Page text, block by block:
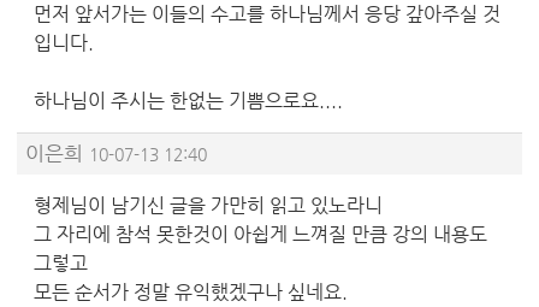
먼저 앞서가는 이들의 수고를 하나님께서 응당 갚아주실 것
입니다.
하나님이 주시는 한없는 기쁨으로요....
이은희 10-07-13 12:40
형제님이 남기신 글을 가만히 읽고 있노라니
그 자리에 참석 못한것이 아쉽게 느껴질 만큼 강의 내용도
그렇고
모든 순서가 정말 유익했겠구나 싶네요.